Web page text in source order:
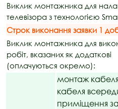
Виклик монтажника для
телевізора з технологією
Строк виконання заявки 1
Виклик монтажника для
робіт, вказаних як додаткові
(оплачуються окремо):
монтаж
кабеля
приміщення